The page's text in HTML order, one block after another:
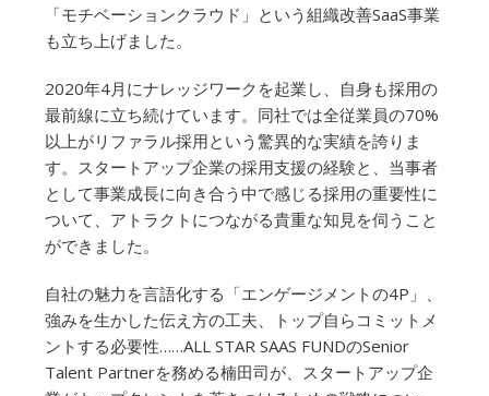
「モチベーションクラウド」という組織改善SaaS事業
も立ち上げました。
2020年4月にナレッジワークを起業し、自身も採用の
最前線に立ち続けています。同社では全従業員の70%
以上がリファラル採用という驚異的な実績を誇りま
す。スタートアップ企業の採用支援の経験と、当事者
として事業成長に向き合う中で感じる採用の重要性に
ついて、アトラクトにつながる貴重な知見を伺うこと
ができました。
自社の魅力を言語化する「エンゲージメントの4P」、
強みを生かした伝え方の工夫、トップ自らコミットメ
ントする必要性……ALL STAR SAAS FUNDのSenior
Talent Partnerを務める楠田司が、スタートアップ企